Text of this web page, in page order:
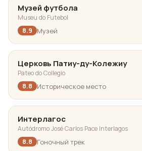
Музей футбола
Museu do Futebol
8.9
Музей
Церковь Патиу-ду-Колежиу
Pateo do Collegio
8.8
Историческое место
Интерлагос
Autódromo José Carlos Pace Interlagos
8.8
Гоночный трек